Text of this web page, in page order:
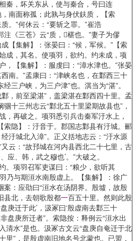
秦，坏关东从，使与秦合，号曰连
南面称孤；此孰与身伏鈇质，【索
。”何休云：“要斩之罪。”崔浩
注《三苍》云“质，椹也。”妻子为僇
【集解】：张晏曰：“候，军候。”【索
成，其名。使项羽，欲约。约未成，项
，【集解】：服虔曰：“漳水津也。”张晏
南。”孟康曰：“津峡名也，在鄴西三十
三户峡，为三户津”也。淇当为“湛”。
，前至梁湛”，盖梁湛在鄴西四十里。孟
骃十三州志云“鄴北五十里梁期故县也”，
，再破之。项羽悉引兵击秦军汙水上，
索隐】：汙音于。郡国志鄴县有汙城。郦
汙城北入漳”。正义括地志云：“汙水源
云：“故邘城在河内县西北二十七里，古
应、韩，武之穆也’。”大破之。
项羽召军吏谋曰：“粮少，欲听其
乃与期洹水南殷虚上。【集解】：徐广
案：应劭曰“洹水在汤阴界。殷墟，故殷
县北，去朝歌殷都一百五十里。然则此殷
庚迁于此’，汲冢曰‘殷虚南去鄴三十
盘庚所迁者”。索隐按：释例云“洹水出
清水”是也。汲冢古文云“盘庚自奄迁于北
里”，是殷虚南旧地名号北蒙也。已盟，